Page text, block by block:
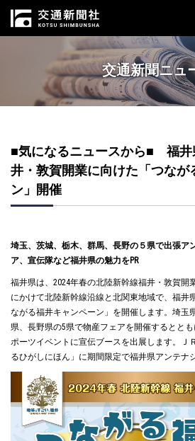
交通新聞ニュ
■気になるニュースから■ 福井
井・敦賀開業に向けた「つなが
ン」開催
埼玉、茨城、栃木、群馬、長野の５県で出張ア
ア、宣伝隊など福井県の魅力をPR
福井県は、2024年春の北陸新幹線福井・敦賀開
にかけて北陸新幹線沿線と北関東地域で、福井
ながる福井キャンペーン」を開催します。埼玉
県、長野県の5県で物産フェアを開催するととも
ポーツイベントに宣伝ブースを出展します。Ｊ
るひがしにほん」に期間限定で福井県アンテナ